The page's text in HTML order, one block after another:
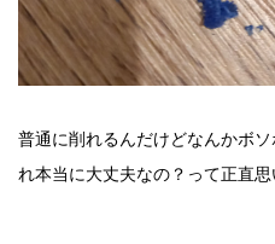
普通に削れるんだけどなんかボ
れ本当に大丈夫なの？って正直思